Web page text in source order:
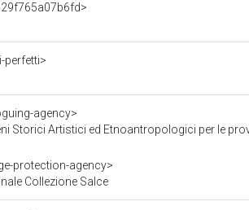
agency>
per le province di Venezia (con esclusione della citta' di
protection-agency>
Collezione Salce